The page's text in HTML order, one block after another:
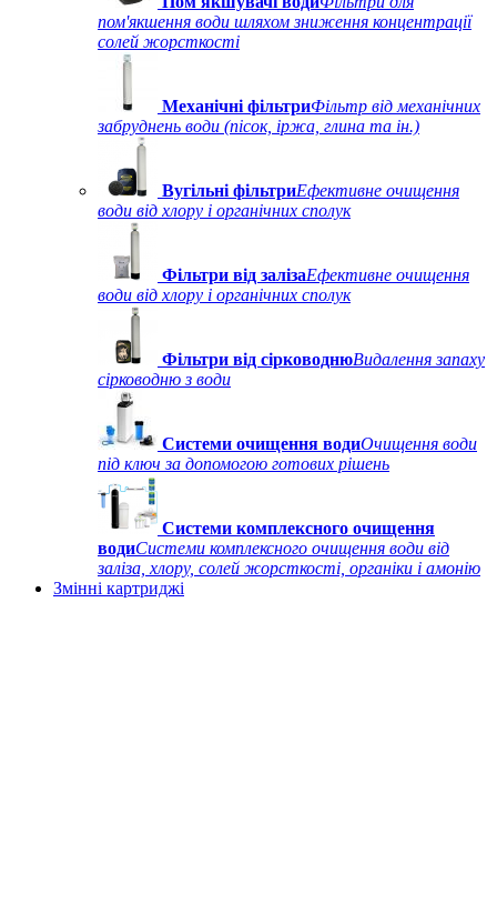
пом'якшення води шляхом зниження концентрації
солей жорсткості
Механічні фільтриФільтр від механічних
забруднень води (пісок, іржа, глина та ін.)
Вугільні фільтриЕфективне очищення
води від хлору і органічних сполук
Фільтри від залізаЕфективне очищення
води від хлору і органічних сполук
Фільтри від сірководнюВидалення запаху
сірководню з води
Системи очищення водиОчищення води
під ключ за допомогою готових рішень
Системи комплексного очищення
водиСистеми комплексного очищення води від
заліза, хлору, солей жорсткості, органіки і амонію
Змінні картриджі